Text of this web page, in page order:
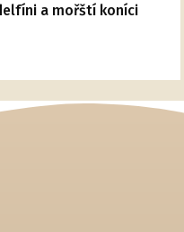
a mořští koníci